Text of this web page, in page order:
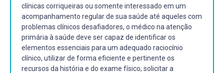
clínicas corriqueiras ou somente interessado em um
acompanhamento regular de sua saúde até aqueles com
problemas clínicos desafiadores, o médico na atenção
primária à saúde deve ser capaz de identificar os
elementos essenciais para um adequado raciocínio
clínico, utilizar de forma eficiente e pertinente os
recursos da história e do exame físico; solicitar a